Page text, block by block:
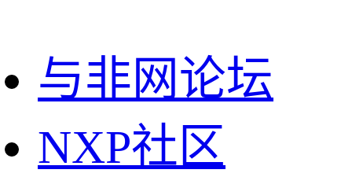
与非网论坛
NXP社区